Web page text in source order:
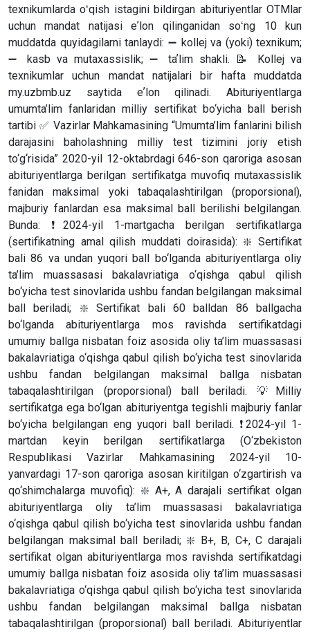
texnikumlarda oʻqish istagini bildirgan abituriyentlar OTMlar
uchun mandat natijasi eʼlon qilinganidan soʻng 10 kun
muddatda quyidagilarni tanlaydi: ➖ kollej va (yoki) texnikum;
➖ kasb va mutaxassislik; ➖ taʼlim shakli. 📝 Kollej va
texnikumlar uchun mandat natijalari bir hafta muddatda
my.uzbmb.uz saytida eʼlon qilinadi. Abituriyentlarga
umumta’lim fanlaridan milliy sertifikat bo‘yicha ball berish
tartibi ✅ Vazirlar Mahkamasining “Umumta’lim fanlarini bilish
darajasini baholashning milliy test tizimini joriy etish
to‘g‘risida” 2020-yil 12-oktabrdagi 646-son qaroriga asosan
abituriyentlarga berilgan sertifikatga muvofiq mutaxassislik
fanidan maksimal yoki tabaqalashtirilgan (proporsional),
majburiy fanlardan esa maksimal ball berilishi belgilangan.
Bunda: ❗️2024-yil 1-martgacha berilgan sertifikatlarga
(sertifikatning amal qilish muddati doirasida): ❇️ Sertifikat
bali 86 va undan yuqori ball bo‘lganda abituriyentlarga oliy
ta’lim muassasasi bakalavriatiga o‘qishga qabul qilish
bo‘yicha test sinovlarida ushbu fandan belgilangan maksimal
ball beriladi; ❇️ Sertifikat bali 60 balldan 86 ballgacha
bo‘lganda abituriyentlarga mos ravishda sertifikatdagi
umumiy ballga nisbatan foiz asosida oliy ta’lim muassasasi
bakalavriatiga o‘qishga qabul qilish bo‘yicha test sinovlarida
ushbu fandan belgilangan maksimal ballga nisbatan
tabaqalashtirilgan (proporsional) ball beriladi. 💡Milliy
sertifikatga ega bo‘lgan abituriyentga tegishli majburiy fanlar
bo‘yicha belgilangan eng yuqori ball beriladi. ❗️2024-yil 1-
martdan keyin berilgan sertifikatlarga (O‘zbekiston
Respublikasi Vazirlar Mahkamasining 2024-yil 10-
yanvardagi 17-son qaroriga asosan kiritilgan o‘zgartirish va
qo‘shimchalarga muvofiq): ❇️ A+, A darajali sertifikat olgan
abituriyentlarga oliy ta’lim muassasasi bakalavriatiga
o‘qishga qabul qilish bo‘yicha test sinovlarida ushbu fandan
belgilangan maksimal ball beriladi; ❇️ B+, B, C+, C darajali
sertifikat olgan abituriyentlarga mos ravishda sertifikatdagi
umumiy ballga nisbatan foiz asosida oliy ta’lim muassasasi
bakalavriatiga o‘qishga qabul qilish bo‘yicha test sinovlarida
ushbu fandan belgilangan maksimal ballga nisbatan
tabaqalashtirilgan (proporsional) ball beriladi. Abituriyentlar